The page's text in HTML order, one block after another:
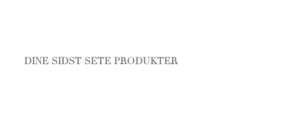
DINE SIDST SETE PRODUKTER